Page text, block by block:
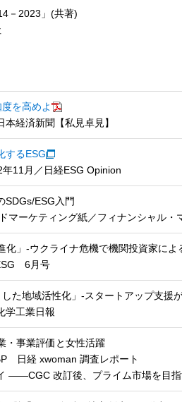
－2023」(共著)
度を高めよ
経済新聞【私見卓見】
するESG
11月／日経ESG Opinion
SDGs/ESG入門
マーケティング紙／フィナンシャル・
化」-ウクライナ危機で機関投資家によ
6月号
した地域活性化」-スタートアップ支援
学工業日報
・事業評価と女性活躍
日経 xwoman 調査レポート
――CGC 改訂後、プライム市場を目指